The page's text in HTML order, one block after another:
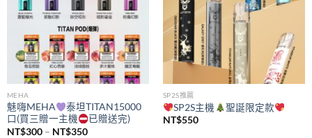
MEHA
魅嗨MEHA
泰坦TITAN15000
口(買三贈一主機
已贈送完)
NT$300 – NT$350價
SP2S推薦
SP2S主機
聖誕限定款
NT$550